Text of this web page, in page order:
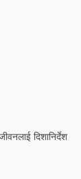
दिशानिर्देश